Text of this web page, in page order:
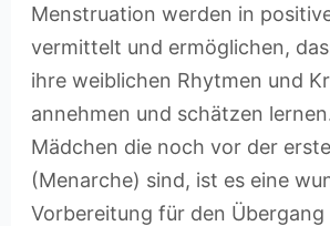
Menstruation werden in
vermittelt und ermöglichen,
ihre weiblichen Rhytmen und
annehmen und schätzen
Mädchen die noch vor der
(Menarche) sind, ist es eine
Vorbereitung für den